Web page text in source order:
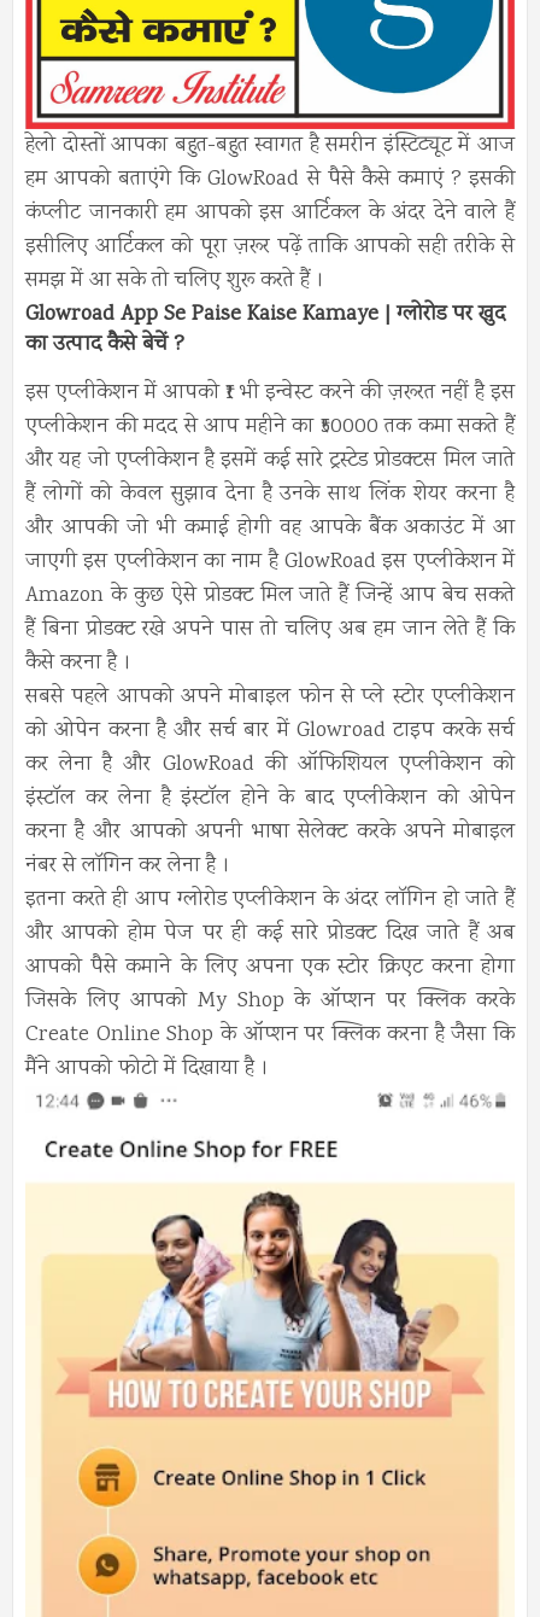
हेलो दोस्तों आपका बहुत-बहुत स्वागत है समरीन इंस्टिट्यूट में आज
हम आपको बताएंगे कि GlowRoad से पैसे कैसे कमाएं ? इसकी
कंप्लीट जानकारी हम आपको इस आर्टिकल के अंदर देने वाले हैं
इसीलिए आर्टिकल को पूरा ज़रूर पढ़ें ताकि आपको सही तरीके से
समझ में आ सके तो चलिए शुरू करते हैं ।
Glowroad App Se Paise Kaise Kamaye | ग्लोरोड पर खुद
का उत्पाद कैसे बेचें ?
इस एप्लीकेशन में आपको ₹1 भी इन्वेस्ट करने की ज़रूरत नहीं है इस
एप्लीकेशन की मदद से आप महीने का ₹50000 तक कमा सकते हैं
और यह जो एप्लीकेशन है इसमें कई सारे ट्रस्टेड प्रोडक्टस मिल जाते
हैं लोगों को केवल सुझाव देना है उनके साथ लिंक शेयर करना है
और आपकी जो भी कमाई होगी वह आपके बैंक अकाउंट में आ
जाएगी इस एप्लीकेशन का नाम है GlowRoad इस एप्लीकेशन में
Amazon के कुछ ऐसे प्रोडक्ट मिल जाते हैं जिन्हें आप बेच सकते
हैं बिना प्रोडक्ट रखे अपने पास तो चलिए अब हम जान लेते हैं कि
कैसे करना है ।
सबसे पहले आपको अपने मोबाइल फोन से प्ले स्टोर एप्लीकेशन
को ओपेन करना है और सर्च बार में Glowroad टाइप करके सर्च
कर लेना है और GlowRoad की ऑफिशियल एप्लीकेशन को
इंस्टॉल कर लेना है इंस्टॉल होने के बाद एप्लीकेशन को ओपेन
करना है और आपको अपनी भाषा सेलेक्ट करके अपने मोबाइल
नंबर से लॉगिन कर लेना है ।
इतना करते ही आप ग्लोरोड एप्लीकेशन के अंदर लॉगिन हो जाते हैं
और आपको होम पेज पर ही कई सारे प्रोडक्ट दिख जाते हैं अब
आपको पैसे कमाने के लिए अपना एक स्टोर क्रिएट करना होगा
जिसके लिए आपको My Shop के ऑप्शन पर क्लिक करके
Create Online Shop के ऑप्शन पर क्लिक करना है जैसा कि
मैंने आपको फोटो में दिखाया है ।